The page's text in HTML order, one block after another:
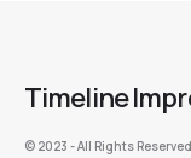
Timeline
©️ 2023 - All Rights